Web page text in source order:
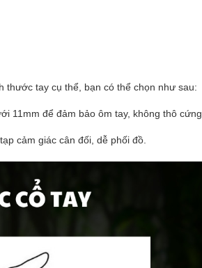
thước tay cụ thể, bạn có thể chọn như sau:
11mm để đảm bảo ôm tay, không thô cứng
cảm giác cân đối, dễ phối đồ.